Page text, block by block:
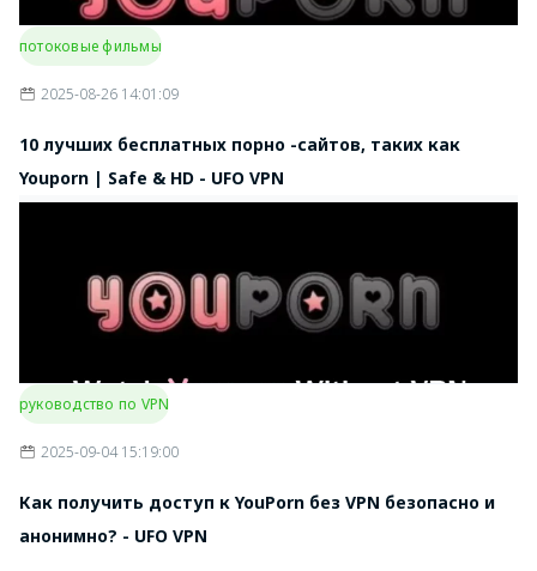
потоковые фильмы
2025-08-26 14:01:09
10 лучших бесплатных порно -сайтов, таких как
Youporn | Safe & HD - UFO VPN
руководство по VPN
2025-09-04 15:19:00
Как получить доступ к YouPorn без VPN безопасно и
анонимно? - UFO VPN